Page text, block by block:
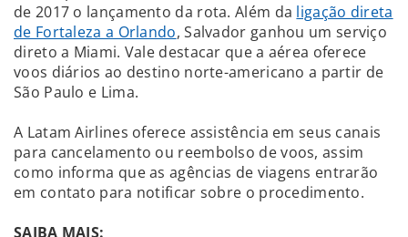
de 2017 o lançamento da rota. Além da ligação direta
de Fortaleza a Orlando, Salvador ganhou um serviço
direto a Miami. Vale destacar que a aérea oferece
voos diários ao destino norte-americano a partir de
São Paulo e Lima.
A Latam Airlines oferece assistência em seus canais
para cancelamento ou reembolso de voos, assim
como informa que as agências de viagens entrarão
em contato para notificar sobre o procedimento.
SAIBA MAIS: